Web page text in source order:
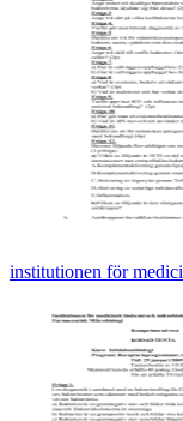
institutionen för